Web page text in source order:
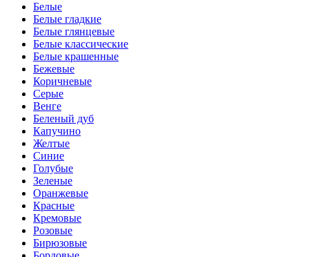
Белые
Белые гладкие
Белые глянцевые
Белые классические
Белые крашенные
Бежевые
Коричневые
Серые
Венге
Беленый дуб
Капучино
Желтые
Синие
Голубые
Зеленые
Оранжевые
Красные
Кремовые
Розовые
Бирюзовые